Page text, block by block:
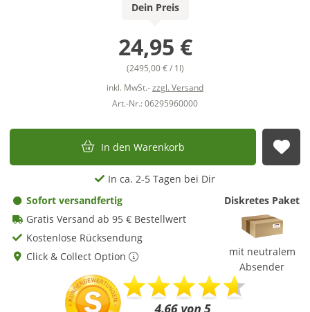
Dein Preis
24,95 €
(2495,00 € / 1l)
inkl. MwSt.-zzgl. Versand
Art.-Nr.: 06295960000
In den Warenkorb
In ca. 2-5 Tagen bei Dir
Sofort versandfertig
Gratis Versand ab 95 € Bestellwert
Kostenlose Rücksendung
Click & Collect Option
Diskretes Paket
mit neutralem
Absender